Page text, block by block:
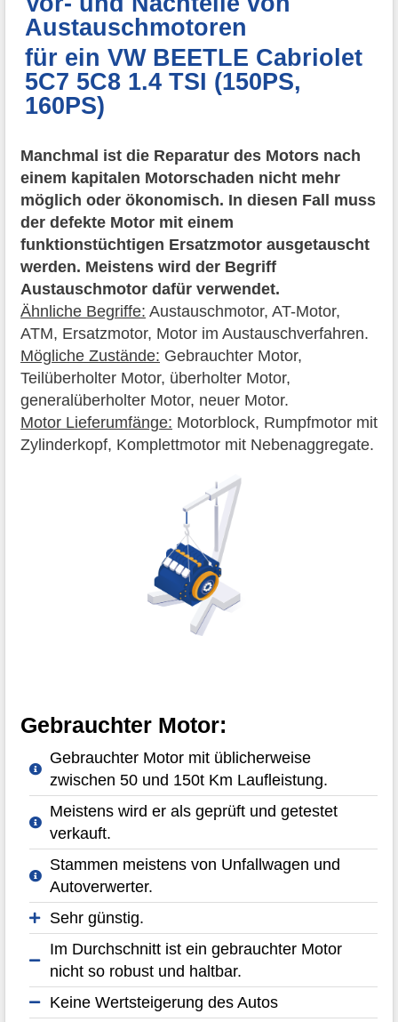
Austauschmotoren
für ein VW BEETLE Cabriolet
5C7 5C8 1.4 TSI (150PS,
160PS)
Manchmal ist die Reparatur des Motors nach
einem kapitalen Motorschaden nicht mehr
möglich oder ökonomisch. In diesen Fall muss
der defekte Motor mit einem
funktionstüchtigen Ersatzmotor ausgetauscht
werden. Meistens wird der Begriff
Austauschmotor dafür verwendet.
Ähnliche Begriffe: Austauschmotor, AT-Motor,
ATM, Ersatzmotor, Motor im Austauschverfahren.
Mögliche Zustände: Gebrauchter Motor,
Teilüberholter Motor, überholter Motor,
generalüberholter Motor, neuer Motor.
Motor Lieferumfänge: Motorblock, Rumpfmotor mit
Zylinderkopf, Komplettmotor mit Nebenaggregate.
Gebrauchter Motor:
Gebrauchter Motor mit üblicherweise
zwischen 50 und 150t Km Laufleistung.
Meistens wird er als geprüft und getestet
verkauft.
Stammen meistens von Unfallwagen und
Autoverwerter.
Sehr günstig.
Im Durchschnitt ist ein gebrauchter Motor
nicht so robust und haltbar.
Keine Wertsteigerung des Autos